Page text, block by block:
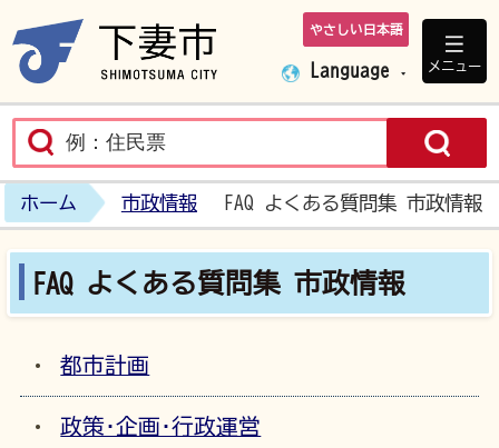
下妻市ホームペ
やさしい日本語
Language メニュー
ホーム 市政情報 FAQ よくある質問集 市政情報
FAQ よくある質問集 市政情報
都市計画
政策･企画･行政運営